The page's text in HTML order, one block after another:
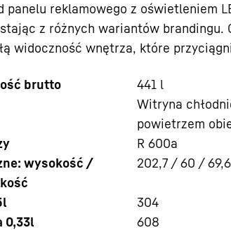
panelu reklamowego z oświetleniem
z różnych wariantów brandingu.
widoczność wnętrza, które
brutto 441 l
Witryna
powietrzem
R 600a
wysokość /
202,7 / 60 / 69,6
304
0,33l
608